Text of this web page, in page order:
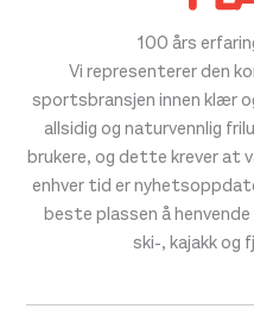
100 års
Vi representerer den
sportsbransjen innen klær
allsidig og naturvennlig
brukere, og dette krever at
enhver tid er
beste plassen å
ski-, kajakk og